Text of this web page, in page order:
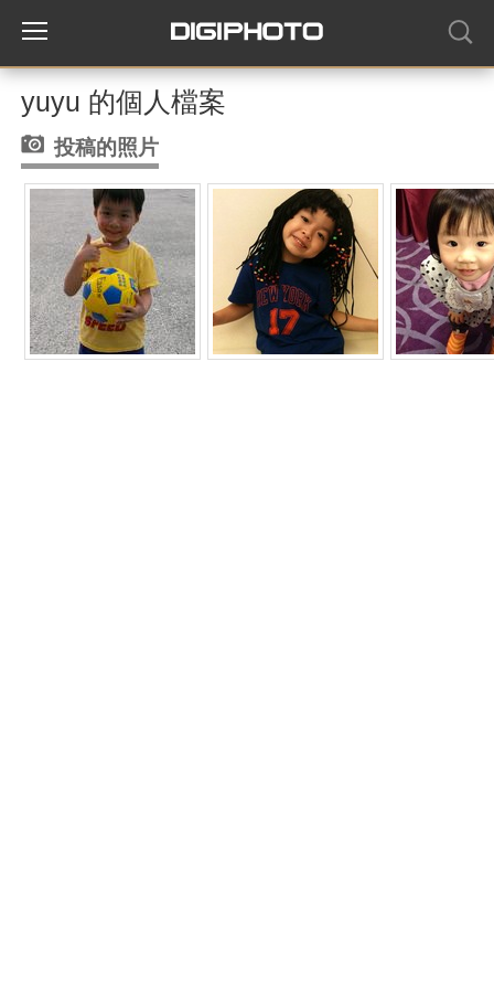
yuyu 的個人檔案
投稿的照片